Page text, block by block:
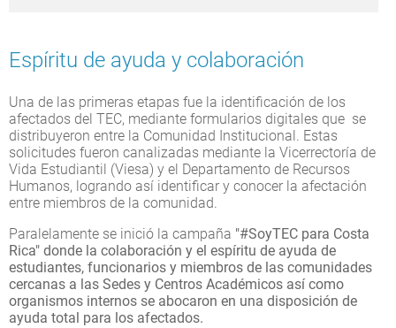
Espíritu de ayuda y colaboración
Una de las primeras etapas fue la identificación de los
afectados del TEC, mediante formularios digitales que se
distribuyeron entre la Comunidad Institucional. Estas
solicitudes fueron canalizadas mediante la Vicerrectoría de
Vida Estudiantil (Viesa) y el Departamento de Recursos
Humanos, logrando así identificar y conocer la afectación
entre miembros de la comunidad.
Paralelamente se inició la campaña "#SoyTEC para Costa
Rica" donde la colaboración y el espíritu de ayuda de
estudiantes, funcionarios y miembros de las comunidades
cercanas a las Sedes y Centros Académicos así como
organismos internos se abocaron en una disposición de
ayuda total para los afectados.